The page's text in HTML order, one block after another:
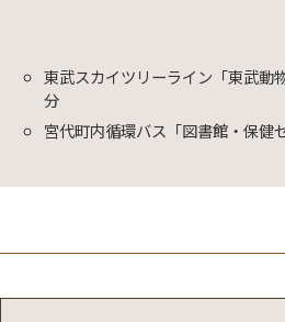
東武スカイツリーライン「東武動
分
宮代町内循環バス「図書館・保健